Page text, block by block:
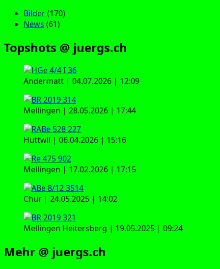
Bilder(170)
News (61)
Topshots @ juergs.ch
Andermatt | 04.07.2026 | 12:09
Mellingen | 28.05.2026 | 17:44
Huttwil | 06.04.2026 | 15:16
Mellingen | 17.02.2026 | 17:15
Chur | 24.05.2025 | 14:02
Mellingen Heitersberg | 19.05.2025 | 09:24
Mehr @ juergs.ch